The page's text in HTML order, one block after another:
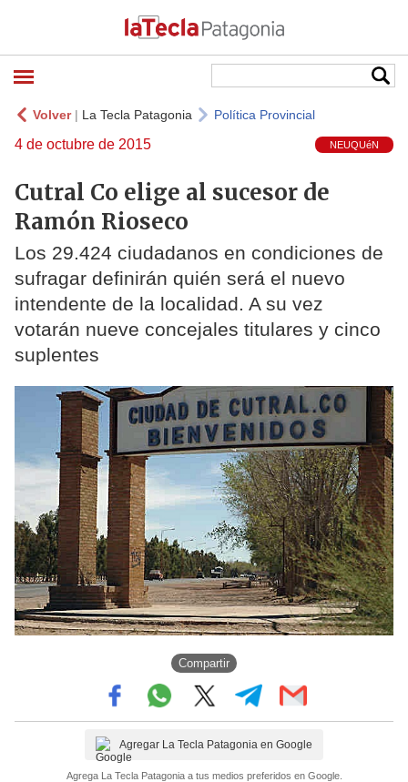
Volver| La Tecla Patagonia Política Provincial
4 de octubre de 2015 NEUQUéN
Cutral Co elige al sucesor de
Ramón Rioseco
Los 29.424 ciudadanos en condiciones de
sufragar definirán quién será el nuevo
intendente de la localidad. A su vez
votarán nueve concejales titulares y cinco
suplentes
Compartir
Agregar La Tecla Patagonia en Google
Agrega La Tecla Patagonia a tus medios preferidos en Google.